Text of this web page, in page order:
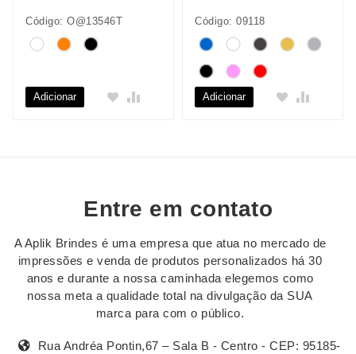
Código: O@13546T
Adicionar
Código: 09118
Adicionar
Entre em contato
A Aplik Brindes é uma empresa que atua no mercado de
impressões e venda de produtos personalizados há 30
anos e durante a nossa caminhada elegemos como
nossa meta a qualidade total na divulgação da SUA
marca para com o público.
Rua Andréa Pontin,67 – Sala B - Centro - CEP: 95185-